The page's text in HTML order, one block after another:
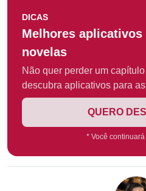
DICAS
Melhores
novelas
Não quer perder um
descubra aplicativos para
QUERO
* Você